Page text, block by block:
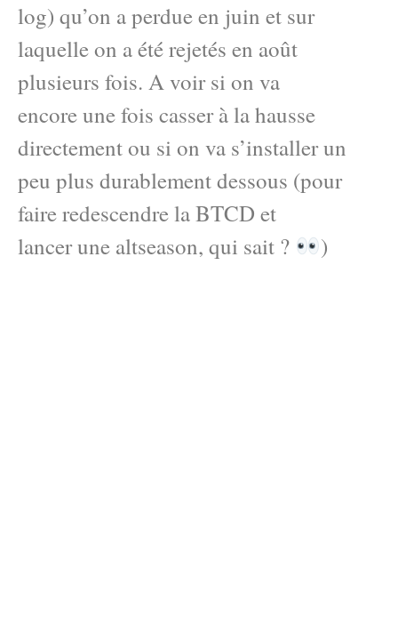
log) qu’on a perdue en juin et sur
laquelle on a été rejetés en août
plusieurs fois. A voir si on va
encore une fois casser à la hausse
directement ou si on va s’installer un
peu plus durablement dessous (pour
faire redescendre la BTCD et
lancer une altseason, qui sait ?
)